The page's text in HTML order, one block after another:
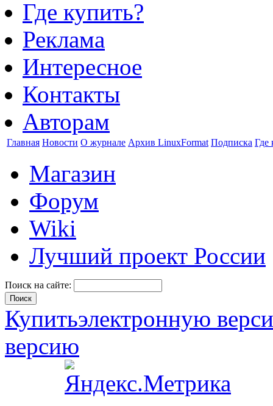
Где купить?
Реклама
Интересное
Контакты
Авторам
Главная Новости О журнале Архив LinuxFormat Подписка Где
Магазин
Форум
Wiki
Лучший проект России
Поиск на сайте:
Купитьэлектронную
версию